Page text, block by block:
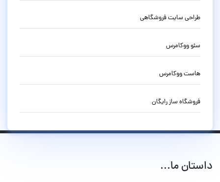
طراحی سایت فروشگاهی
سئو ووکامرس
هاست ووکامرس
فروشگاه ساز رایگان
داستان ما...